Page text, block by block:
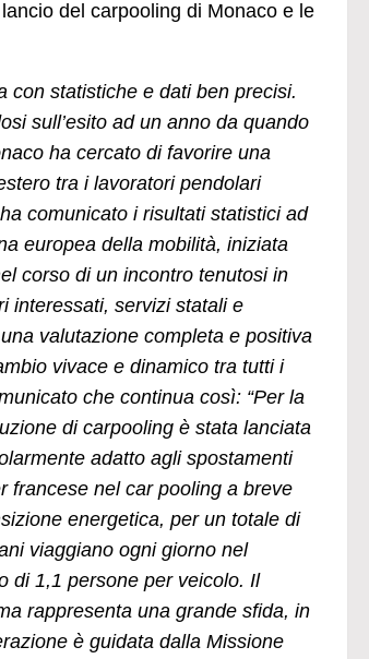
del carpooling di Monaco e le
con statistiche e dati ben precisi.
sull’esito ad un anno da quando
ha cercato di favorire una
tra i lavoratori pendolari
comunicato i risultati statistici ad
europea della mobilità, iniziata
corso di un incontro tenutosi in
interessati, servizi statali e
valutazione completa e positiva
vivace e dinamico tra tutti i
che continua così: “Per la
di carpooling è stata lanciata
adatto agli spostamenti
francese nel car pooling a breve
energetica, per un totale di
viaggiano ogni giorno nel
di 1,1 persone per veicolo. Il
rappresenta una grande sfida, in
è guidata dalla Missione